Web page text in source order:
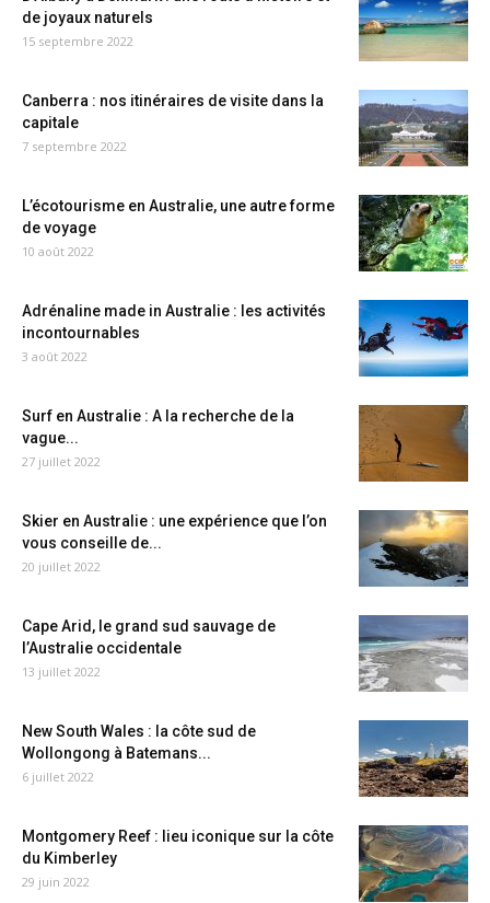
de joyaux naturels
15 septembre 2022
Canberra : nos itinéraires de visite dans la
capitale
7 septembre 2022
L’écotourisme en Australie, une autre forme
de voyage
10 août 2022
Adrénaline made in Australie : les activités
incontournables
3 août 2022
Surf en Australie : A la recherche de la
vague...
27 juillet 2022
Skier en Australie : une expérience que l’on
vous conseille de...
20 juillet 2022
Cape Arid, le grand sud sauvage de
l’Australie occidentale
13 juillet 2022
New South Wales : la côte sud de
Wollongong à Batemans...
6 juillet 2022
Montgomery Reef : lieu iconique sur la côte
du Kimberley
29 juin 2022